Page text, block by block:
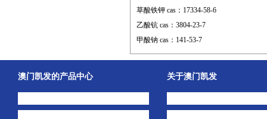
草酸铁钾 cas：17334-58-6
乙酸钪 cas：3804-23-7
甲酸钠 cas：141-53-7
澳门凯发的产品中心 关于澳门凯发